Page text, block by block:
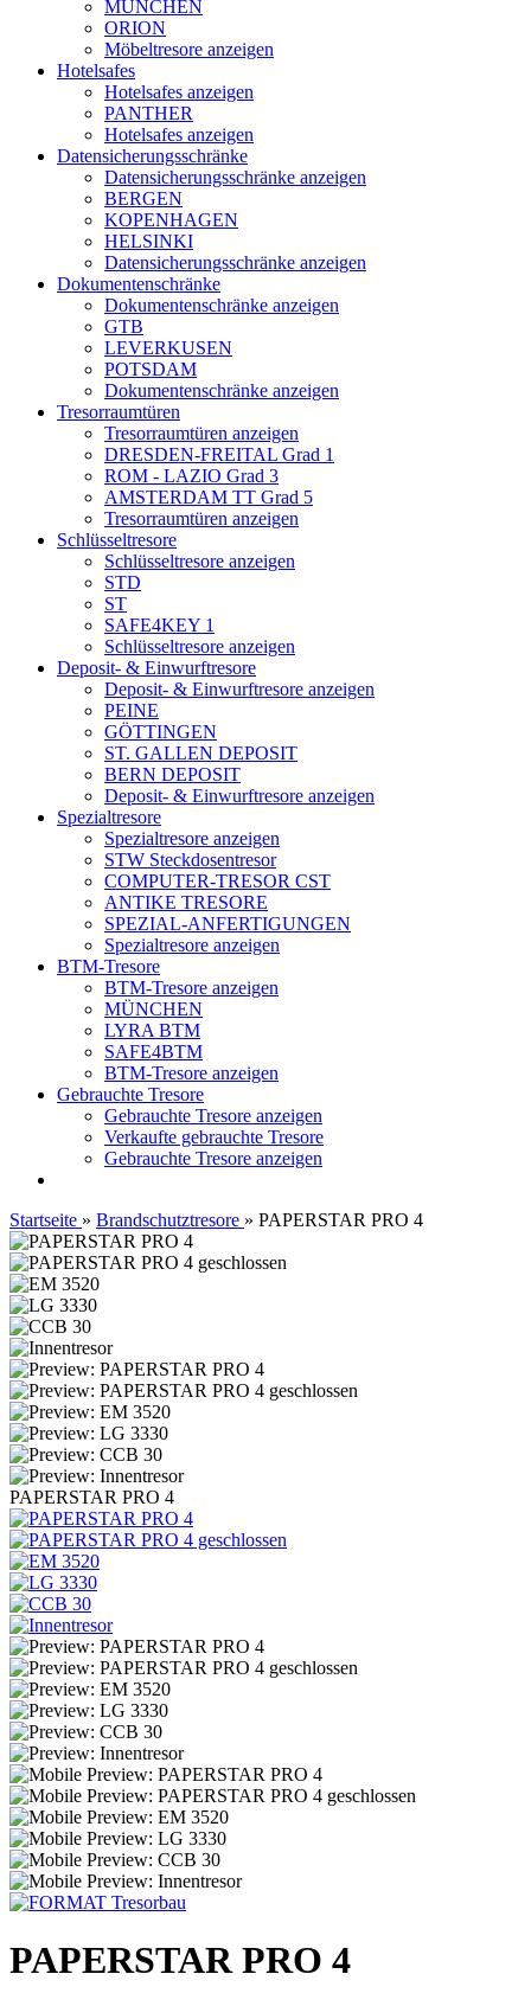
MÜNCHEN
ORION
Möbeltresore anzeigen
Hotelsafes
Hotelsafes anzeigen
PANTHER
Hotelsafes anzeigen
Datensicherungsschränke
Datensicherungsschränke anzeigen
BERGEN
KOPENHAGEN
HELSINKI
Datensicherungsschränke anzeigen
Dokumentenschränke
Dokumentenschränke anzeigen
GTB
LEVERKUSEN
POTSDAM
Dokumentenschränke anzeigen
Tresorraumtüren
Tresorraumtüren anzeigen
DRESDEN-FREITAL Grad 1
ROM - LAZIO Grad 3
AMSTERDAM TT Grad 5
Tresorraumtüren anzeigen
Schlüsseltresore
Schlüsseltresore anzeigen
STD
ST
SAFE4KEY 1
Schlüsseltresore anzeigen
Deposit- & Einwurftresore
Deposit- & Einwurftresore anzeigen
PEINE
GÖTTINGEN
ST. GALLEN DEPOSIT
BERN DEPOSIT
Deposit- & Einwurftresore anzeigen
Spezialtresore
Spezialtresore anzeigen
STW Steckdosentresor
COMPUTER-TRESOR CST
ANTIKE TRESORE
SPEZIAL-ANFERTIGUNGEN
Spezialtresore anzeigen
BTM-Tresore
BTM-Tresore anzeigen
MÜNCHEN
LYRA BTM
SAFE4BTM
BTM-Tresore anzeigen
Gebrauchte Tresore
Gebrauchte Tresore anzeigen
Verkaufte gebrauchte Tresore
Gebrauchte Tresore anzeigen
Startseite » Brandschutztresore » PAPERSTAR PRO 4
PAPERSTAR PRO 4
PAPERSTAR PRO 4